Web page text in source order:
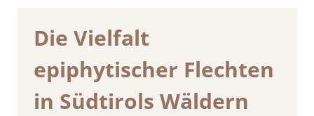
Die Vielfalt
epiphytischer Flechten
in Südtirols Wäldern